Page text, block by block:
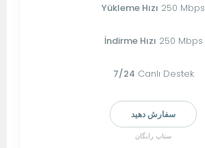
Yükleme Hızı 250 Mbps
İndirme Hızı 250 Mbps
7/24 Canlı Destek
سفارش دهید
ستاپ رایگان